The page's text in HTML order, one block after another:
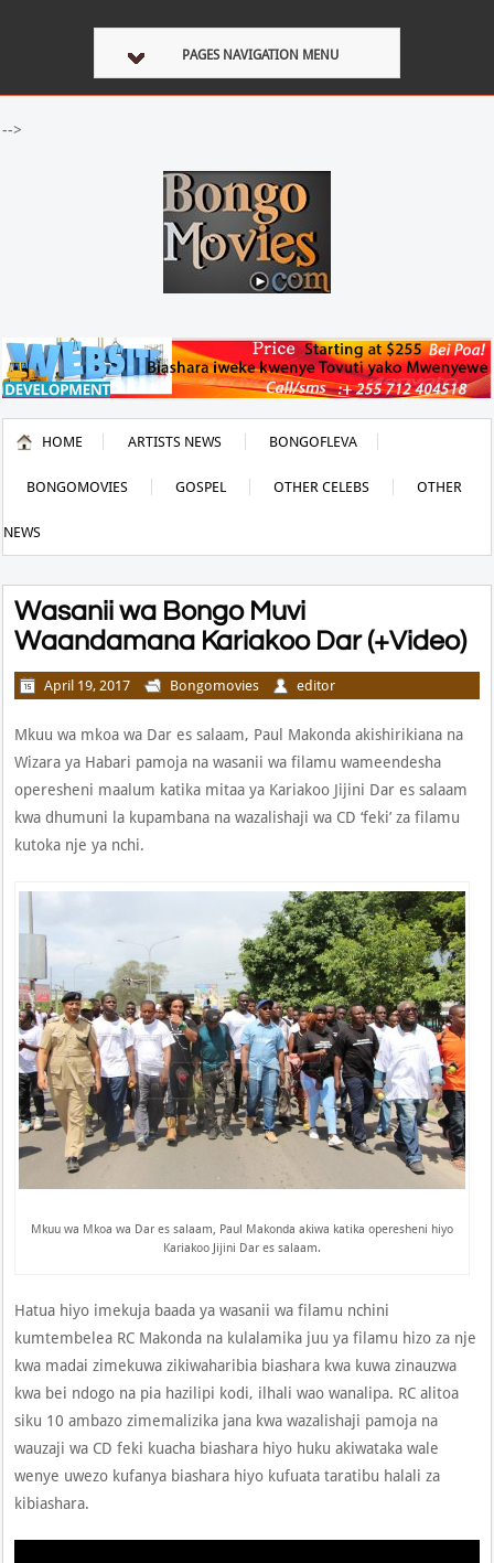
PAGES NAVIGATION MENU
-->
HOME ARTISTS NEWS BONGOFLEVA
BONGOMOVIES GOSPEL OTHER CELEBS OTHER
NEWS
Wasanii wa Bongo Muvi
Waandamana Kariakoo Dar (+Video)
April 19, 2017 Bongomovies editor
Mkuu wa mkoa wa Dar es salaam, Paul Makonda akishirikiana na
Wizara ya Habari pamoja na wasanii wa filamu wameendesha
operesheni maalum katika mitaa ya Kariakoo Jijini Dar es salaam
kwa dhumuni la kupambana na wazalishaji wa CD ‘feki’ za filamu
kutoka nje ya nchi.
Mkuu wa Mkoa wa Dar es salaam, Paul Makonda akiwa katika operesheni hiyo
Kariakoo Jijini Dar es salaam.
Hatua hiyo imekuja baada ya wasanii wa filamu nchini
kumtembelea RC Makonda na kulalamika juu ya filamu hizo za nje
kwa madai zimekuwa zikiwaharibia biashara kwa kuwa zinauzwa
kwa bei ndogo na pia hazilipi kodi, ilhali wao wanalipa. RC alitoa
siku 10 ambazo zimemalizika jana kwa wazalishaji pamoja na
wauzaji wa CD feki kuacha biashara hiyo huku akiwataka wale
wenye uwezo kufanya biashara hiyo kufuata taratibu halali za
kibiashara.